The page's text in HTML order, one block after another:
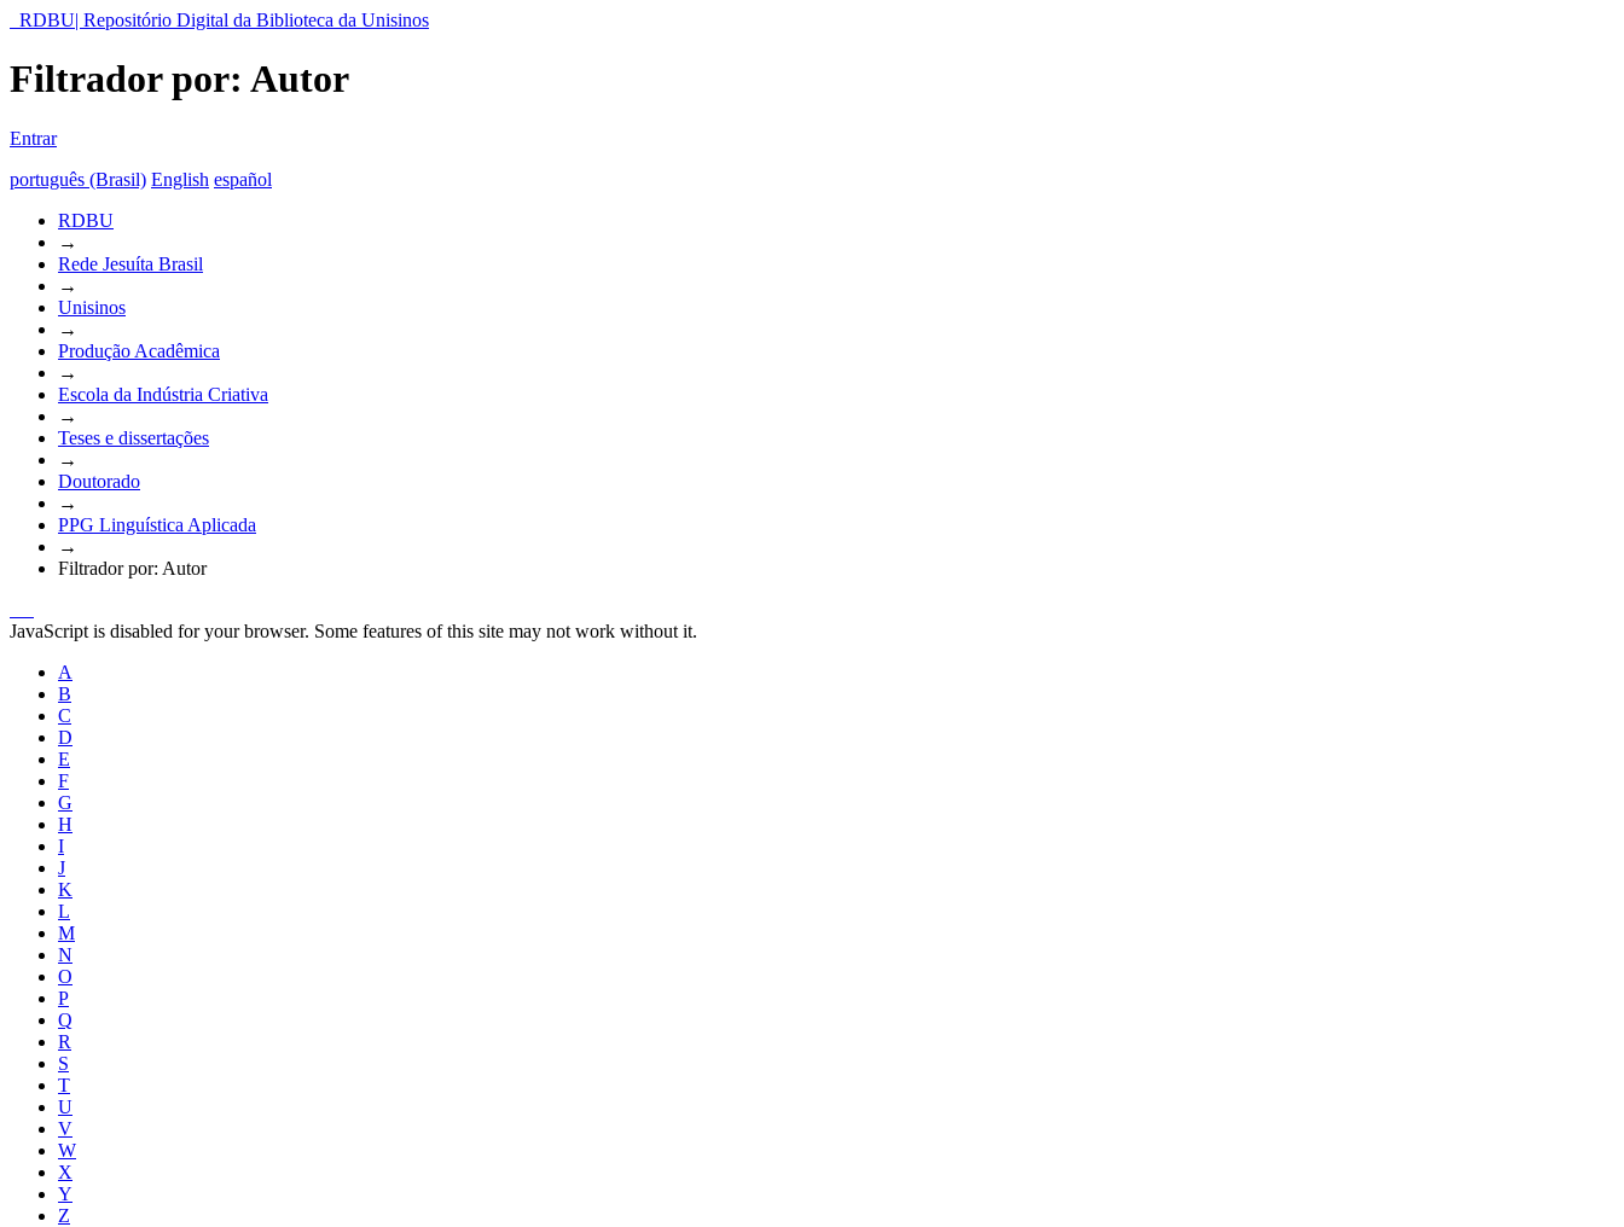
RDBU| Repositório Digital da Biblioteca da Unisinos
Filtrador por: Autor
Entrar
português (Brasil) English español
RDBU
→
Rede Jesuíta Brasil
→
Unisinos
→
Produção Acadêmica
→
Escola da Indústria Criativa
→
Teses e dissertações
→
Doutorado
→
PPG Linguística Aplicada
→
Filtrador por: Autor
JavaScript is disabled for your browser. Some features of this site may not work without it.
A
B
C
D
E
F
G
H
I
J
K
L
M
N
O
P
Q
R
S
T
U
V
W
X
Y
Z